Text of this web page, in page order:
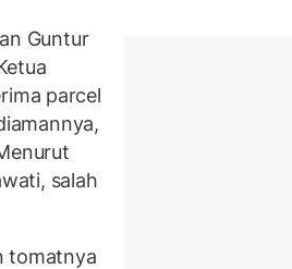
Guntur
parcel
salah
tomatnya